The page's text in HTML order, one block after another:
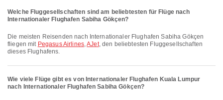
Welche Fluggesellschaften sind am beliebtesten für Flüge nach
Internationaler Flughafen Sabiha Gökçen?
Die meisten Reisenden nach Internationaler Flughafen Sabiha Gökçen
fliegen mit Pegasus Airlines,AJet, den beliebtesten Fluggesellschaften
dieses Flughafens.
Wie viele Flüge gibt es von Internationaler Flughafen Kuala Lumpur
nach Internationaler Flughafen Sabiha Gökçen?